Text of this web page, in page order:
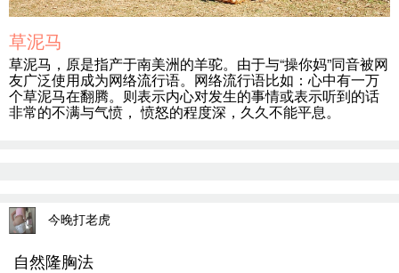
草泥马
草泥马，原是指产于南美洲的羊驼。由于与“操你妈”同音被网
友广泛使用成为网络流行语。网络流行语比如：心中有一万
个草泥马在翻腾。则表示内心对发生的事情或表示听到的话
非常的不满与气愤， 愤怒的程度深，久久不能平息。
今晚打老虎
自然隆胸法